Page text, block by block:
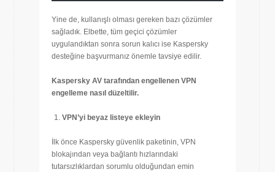
Yine de, kullanışlı olması gereken bazı çözümler
sağladık. Elbette, tüm geçici çözümler
uygulandıktan sonra sorun kalıcı ise Kaspersky
desteğine başvurmanız önemle tavsiye edilir.
Kaspersky AV tarafından engellenen VPN
engelleme nasıl düzeltilir.
VPN’yi beyaz listeye ekleyin
İlk önce Kaspersky güvenlik paketinin, VPN
blokajından veya bağlantı hızlarındaki
tutarsızlıklardan sorumlu olduğundan emin